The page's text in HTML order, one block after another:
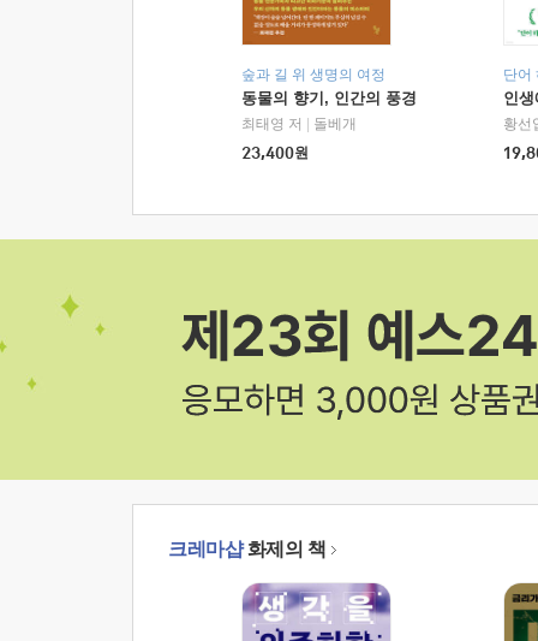
숲과 길 위 생명의 여정
동물의 향기, 인간의 풍경
최태영 저
돌베개
23,400원
단어
인
황선
크레마샵화제의 책